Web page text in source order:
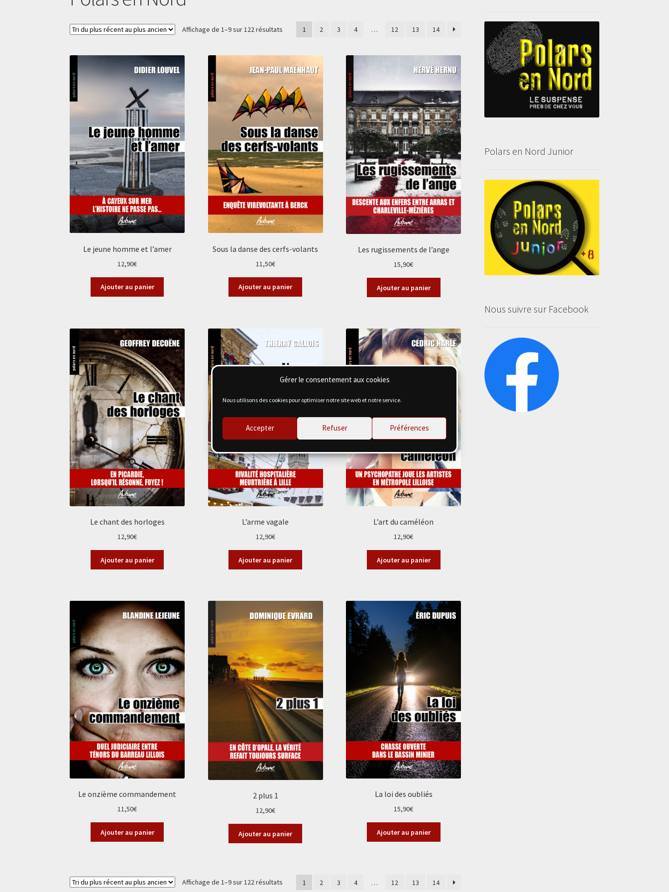
Gérer le consentement aux cookies
Nous utilisons des cookies pour optimiser notre site web et notre service.
Accepter Refuser Préférences
Affichage de 1–9 sur 122 résultats
récent
au
ancien
1 2 3 4 … 12 13 14
Le jeune homme et l’amer
12,90€
Ajouter au panier
Sous la danse des cerfs-volants
11,50€
Ajouter au panier
Les rugissements de l’ange
15,90€
Ajouter au panier
Le chant des horloges
12,90€
Ajouter au panier
L’arme vagale
12,90€
Ajouter au panier
L’art du caméléon
12,90€
Ajouter au panier
Le onzième commandement
11,50€
Ajouter au panier
2 plus 1
12,90€
Ajouter au panier
La loi des oubliés
15,90€
Ajouter au panier
Affichage de 1–9 sur 122 résultats 1 2 3 4 … 12 13 14
Polars en Nord Junior
Nous suivre sur Facebook